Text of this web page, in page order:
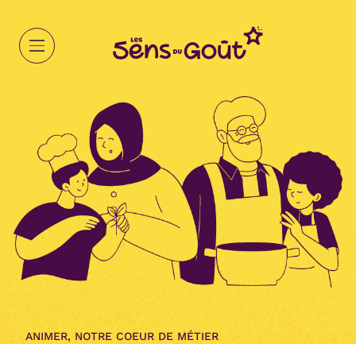
contenu
Open
main
ANIMER, NOTRE COEUR DE MÉTIER